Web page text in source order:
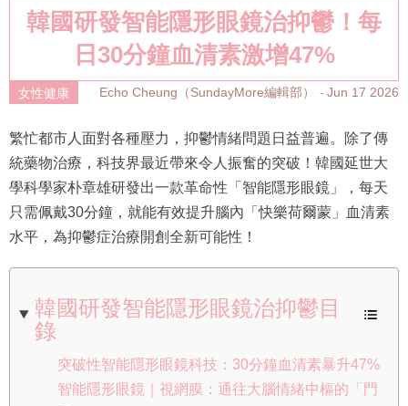
韓國研發智能隱形眼鏡治抑鬱！每
日30分鐘血清素激增47%
女性健康 Echo Cheung（SundayMore編輯部） Jun 17 2026
繁忙都市人面對各種壓力，抑鬱情緒問題日益普遍。除了傳
統藥物治療，科技界最近帶來令人振奮的突破！韓國延世大
學科學家朴章雄研發出一款革命性「智能隱形眼鏡」，每天
只需佩戴30分鐘，就能有效提升腦內「快樂荷爾蒙」血清素
水平，為抑鬱症治療開創全新可能性！
韓國研發智能隱形眼鏡治抑鬱目
錄
突破性智能隱形眼鏡科技：30分鐘血清素暴升47%
智能隱形眼鏡｜視網膜：通往大腦情緒中樞的「門